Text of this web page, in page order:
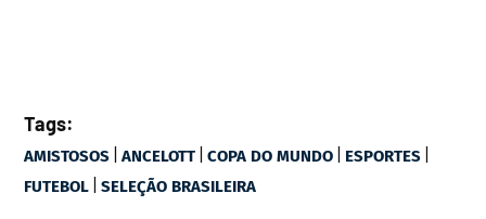
Tags:
AMISTOSOS |ANCELOTT |COPA DO MUNDO | ESPORTES |
FUTEBOL |SELEÇÃO BRASILEIRA